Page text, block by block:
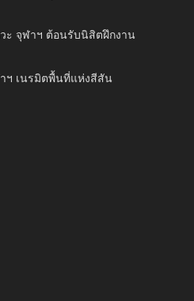
ะ จุฬาฯ ต้อนรับนิสิตฝึกงาน
ฯ เนรมิตพื้นที่แห่งสีสัน